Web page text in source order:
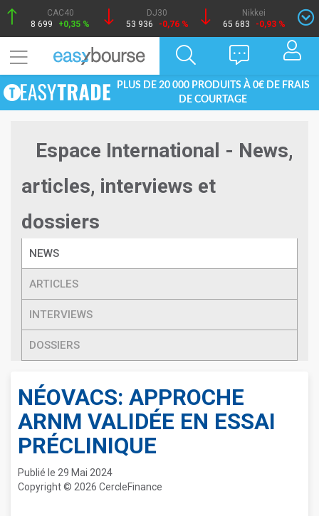
CAC40
8 699
+0,35 %
DJ30
53 936
-0,76 %
Nikkei
65 683
-0,93 %
PLUS DE 20 000 PRODUITS À 0€ DE FRAIS
DE COURTAGE
Espace International - News,
articles, interviews et
dossiers
NEWS
ARTICLES
INTERVIEWS
DOSSIERS
NÉOVACS: APPROCHE
ARNM VALIDÉE EN ESSAI
PRÉCLINIQUE
Publié le 29 Mai 2024
Copyright © 2026 CercleFinance